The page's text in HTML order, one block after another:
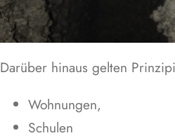
Darüber hinaus gelten
Wohnungen,
Schulen